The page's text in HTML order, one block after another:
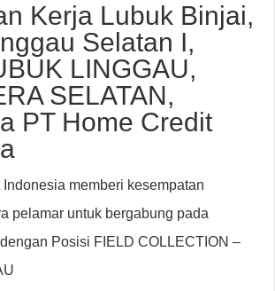
Kerja Lubuk Binjai,
Selatan I,
LINGGAU,
SELATAN,
PT Home Credit
memberi kesempatan
pelamar untuk bergabung pada
Posisi FIELD COLLECTION –